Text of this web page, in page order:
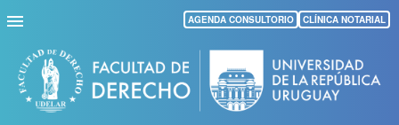
Pasar
al
contenido
principal
AGENDA CONSULTORIO CLÍNICA NOTARIAL